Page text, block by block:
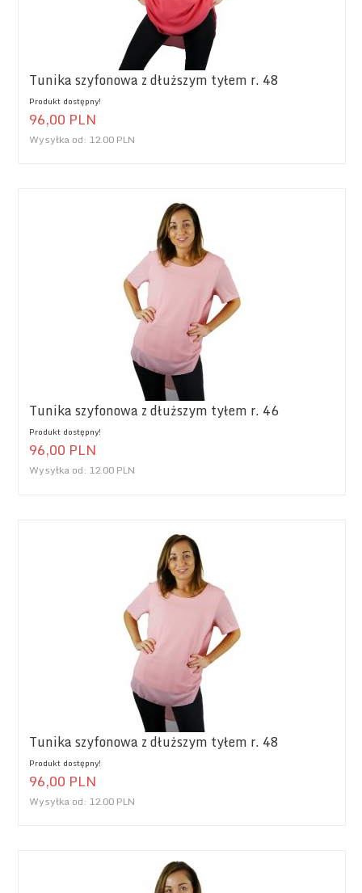
Tunika szyfonowa z dłuższym tyłem r. 48
Produkt dostępny!
96,00 PLN
Wysyłka od: 12.00 PLN
Tunika szyfonowa z dłuższym tyłem r. 46
Produkt dostępny!
96,00 PLN
Wysyłka od: 12.00 PLN
Tunika szyfonowa z dłuższym tyłem r. 48
Produkt dostępny!
96,00 PLN
Wysyłka od: 12.00 PLN